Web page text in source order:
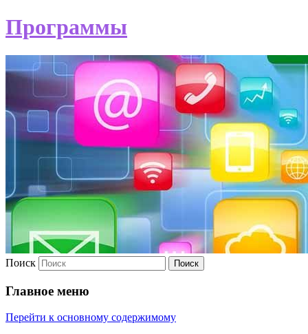
Программы
Поиск
Главное меню
Перейти к основному содержимому